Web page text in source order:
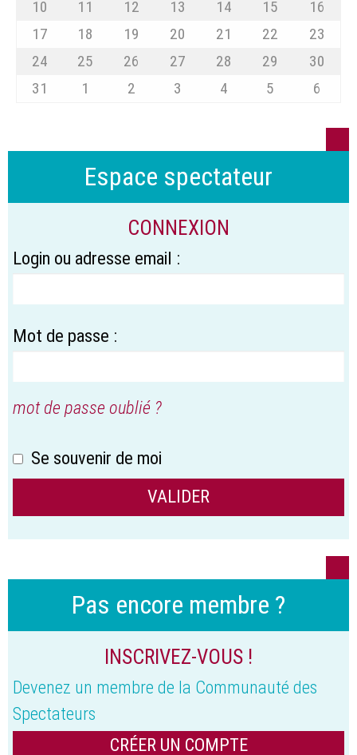
10
11 12 13 14 15
16
17
18 19 20 21 22
23
24
25 26 27 28 29
30
31
1 2 3 4 5 6
Espace spectateur
CONNEXION
Login ou adresse email :
Mot de passe :
mot de passe oublié ?
Se souvenir de moi
Pas encore membre ?
INSCRIVEZ-VOUS !
Devenez un membre de la Communauté des
Spectateurs
CRÉER UN COMPTE